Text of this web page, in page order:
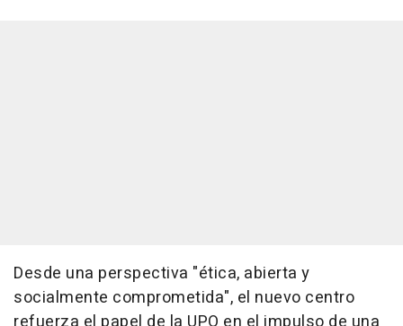
Desde una perspectiva "ética, abierta y
socialmente comprometida", el nuevo centro